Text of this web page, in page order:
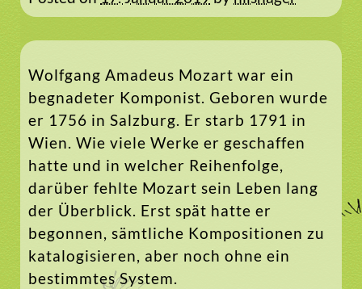
Wolfgang Amadeus Mozart war ein
begnadeter Komponist. Geboren wurde
er 1756 in Salzburg. Er starb 1791 in
Wien. Wie viele Werke er geschaffen
hatte und in welcher Reihenfolge,
darüber fehlte Mozart sein Leben lang
der Überblick. Erst spät hatte er
begonnen, sämtliche Kompositionen zu
katalogisieren, aber noch ohne ein
bestimmtes System.